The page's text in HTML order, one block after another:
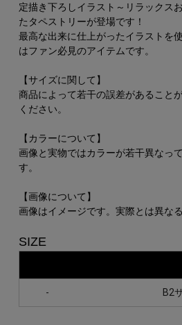
定描き下ろしイラスト～リラックス
たタペストリーが登場です！
最高な出来に仕上がったイラストを
はファン必見のアイテムです。
【サイズに関して】
商品によって若干の誤差があること
ください。
【カラーについて】
画像と実物ではカラーが若干異なっ
す。
【画像について】
画像はイメージです。実際とは異な
SIZE
- B2